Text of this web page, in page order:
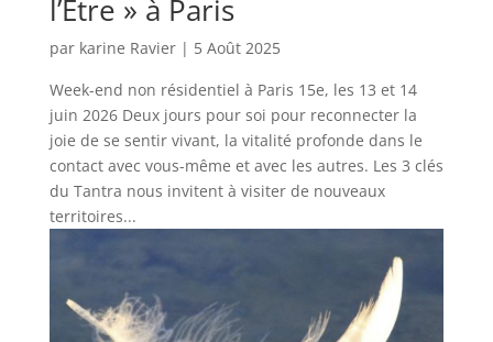
l’Etre » à Paris
par karine Ravier| 5 Août 2025
Week-end non résidentiel à Paris 15e, les 13 et 14
juin 2026 Deux jours pour soi pour reconnecter la
joie de se sentir vivant, la vitalité profonde dans le
contact avec vous-même et avec les autres. Les 3 clés
du Tantra nous invitent à visiter de nouveaux
territoires...